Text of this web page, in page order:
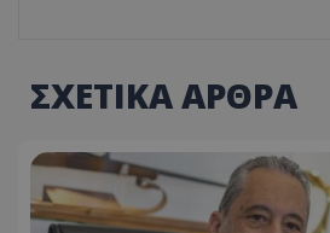
ΣΧΕΤΙΚΑ ΑΡΘΡΑ